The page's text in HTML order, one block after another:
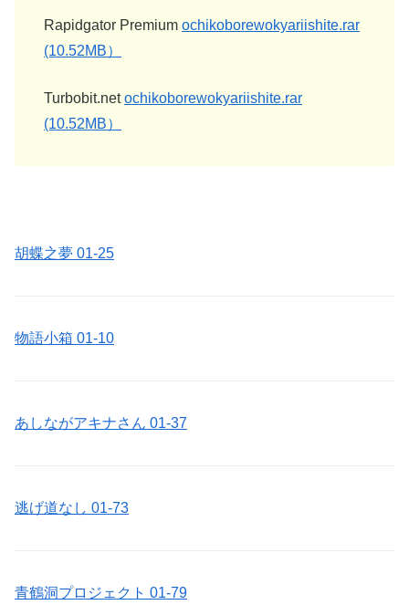
Rapidgator Premium ochikoborewokyariishite.rar
(10.52MB）
Turbobit.net ochikoborewokyariishite.rar
(10.52MB）
胡蝶之夢 01-25
物語小箱 01-10
あしながアキナさん 01-37
逃げ道なし 01-73
青鶴洞プロジェクト 01-79